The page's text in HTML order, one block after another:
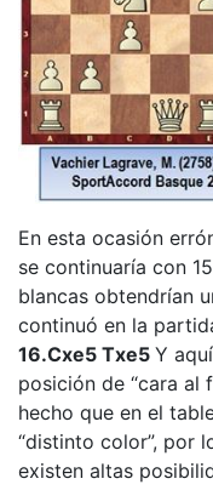
En esta ocasión
se continuaría con
blancas obtendrían
continuó en la
16.Cxe5 Txe5 Y
posición de “cara al
hecho que en el
“distinto color”, por
existen altas